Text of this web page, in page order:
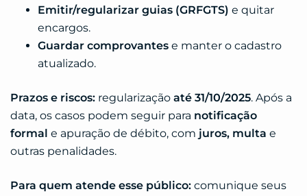
Emitir/regularizar guias (GRFGTS) e quitar
encargos.
Guardar comprovantes e manter o cadastro
atualizado.
Prazos e riscos: regularização até 31/10/2025. Após a
data, os casos podem seguir para notificação
formal e apuração de débito, com juros, multa e
outras penalidades.
Para quem atende esse público: comunique seus